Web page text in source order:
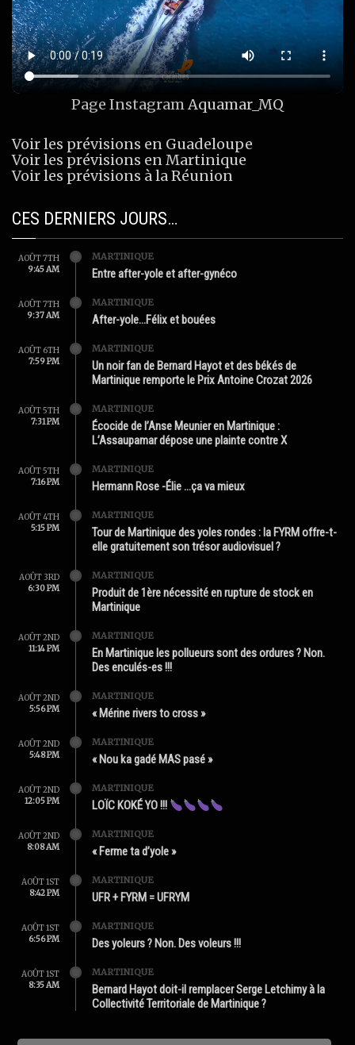
Page InstagramAquamar_MQ
Voir les prévisions en Guadeloupe
Voir les prévisions en Martinique
Voir les prévisions à la Réunion
CES DERNIERS JOURS…
AOÛT 7TH
9:45 AM
MARTINIQUE
Entre after-yole et after-gynéco
AOÛT 7TH
9:37 AM
MARTINIQUE
After-yole…Félix et bouées
AOÛT 6TH
7:59 PM
MARTINIQUE
Un noir fan de Bernard Hayot et des békés de
Martinique remporte le Prix Antoine Crozat 2026
AOÛT 5TH
7:31 PM
MARTINIQUE
Écocide de l’Anse Meunier en Martinique :
L’Assaupamar dépose une plainte contre X
AOÛT 5TH
7:16 PM
MARTINIQUE
Hermann Rose -Élie …ça va mieux
AOÛT 4TH
5:15 PM
MARTINIQUE
Tour de Martinique des yoles rondes : la FYRM offre-t-
elle gratuitement son trésor audiovisuel ?
AOÛT 3RD
6:30 PM
MARTINIQUE
Produit de 1ère nécessité en rupture de stock en
Martinique
AOÛT 2ND
11:14 PM
MARTINIQUE
En Martinique les pollueurs sont des ordures ? Non.
Des enculés-es !!!
AOÛT 2ND
5:56 PM
MARTINIQUE
« Mérine rivers to cross »
AOÛT 2ND
5:48 PM
MARTINIQUE
« Nou ka gadé MAS pasé »
AOÛT 2ND
12:05 PM
MARTINIQUE
LOÏC KOKÉ YO !!!
AOÛT 2ND
8:08 AM
MARTINIQUE
« Ferme ta d’yole »
AOÛT 1ST
8:42 PM
MARTINIQUE
UFR + FYRM = UFRYM
AOÛT 1ST
6:56 PM
MARTINIQUE
Des yoleurs ? Non. Des voleurs !!!
AOÛT 1ST
8:35 AM
MARTINIQUE
Bernard Hayot doit-il remplacer Serge Letchimy à la
Collectivité Territoriale de Martinique ?